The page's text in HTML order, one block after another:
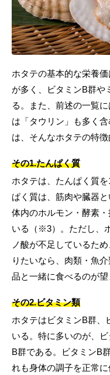
ホタテの基本的な栄養
が多く、ビタミンB群や
る。また、前述の一覧
は「タウリン」も多く
は、そんなホタテの特
その1.たんぱく質
ホタテは、たんぱく質
ぱく質は、筋肉や臓器
体内のホルモン・酵素
いる（※3）。ただし、
ノ酸が不足しているた
りたいなら、肉類・魚
品と一緒に食べるのが望
その2.ビタミン類
ホタテはビタミンB群、
いる。特に多いのが、
B群である。ビタミンB
れも身体の調子を正常